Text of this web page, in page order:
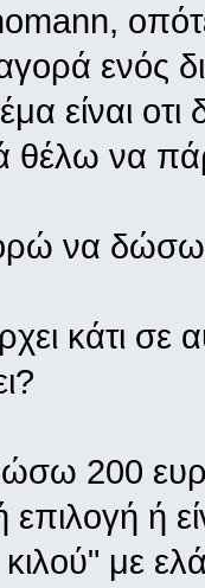
ενός
είναι
θέλω να
να
κάτι σε
200
επιλογή ή
κιλού" με